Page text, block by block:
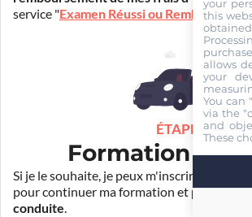
service "Examen Réussi ou Remboursé".
ÉTAPE 3
Formation
Si je le souhaite, je peux m'inscrire auprès
pour continuer ma formation et prendre
conduite.
your
this
allows
your
You can
via the
and
These